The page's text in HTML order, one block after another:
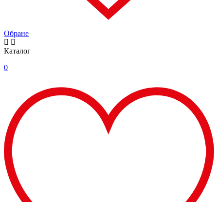
Обране
Каталог
0